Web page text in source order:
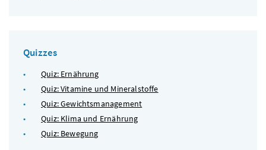
Quizzes
Quiz: Ernährung
Quiz: Vitamine und Mineralstoffe
Quiz: Gewichtsmanagement
Quiz: Klima und Ernährung
Quiz: Bewegung